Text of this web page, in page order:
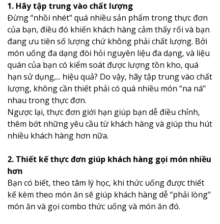
1. Hãy tập trung vào chất lượng
Đừng “nhồi nhét" quá nhiều sản phẩm trong thực đơn
của bạn, điều đó khiến khách hàng cảm thấy rối và bạn
đang ưu tiên số lượng chứ không phải chất lượng. Bởi
món uống đa dạng đòi hỏi nguyên liệu đa dạng, và liệu
quán của bạn có kiểm soát được lượng tồn kho, quá
hạn sử dụng,... hiệu quả? Do vậy, hãy tập trung vào chất
lượng, không cần thiết phải có quá nhiều món “na ná"
nhau trong thực đơn.
Ngược lại, thực đơn giới hạn giúp bạn dễ điều chỉnh,
thêm bớt những yêu cầu từ khách hàng và giúp thu hút
nhiều khách hàng hơn nữa.
2. Thiết kế thực đơn giúp khách hàng gọi món nhiều
hơn
Bạn có biết, theo tâm lý học, khi thức uống được thiết
kế kèm theo món ăn sẽ giúp khách hàng dễ “phải lòng"
món ăn và gọi combo thức uống và món ăn đó.